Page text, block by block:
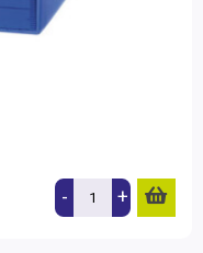
- +